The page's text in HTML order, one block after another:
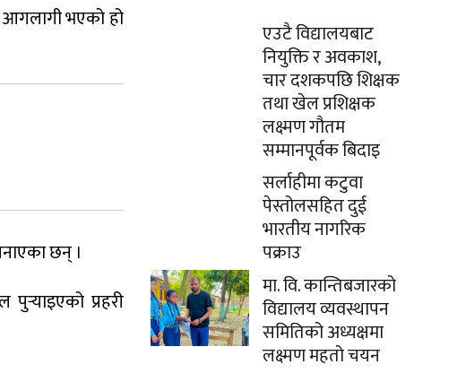
आगलागी भएको हो
छन् ।
प्रहरी
एउटै विद्यालयबाट
नियुक्ति र अवकाश,
चार दशकपछि शिक्षक
तथा खेल प्रशिक्षक
लक्ष्मण गौतम
सम्मानपूर्वक बिदाइ
सर्लाहीमा कटुवा
पेस्तोलसहित दुई
भारतीय नागरिक
पक्राउ
मा. वि. कान्तिबजारको
विद्यालय व्यवस्थापन
समितिको अध्यक्षमा
लक्ष्मण महतो चयन